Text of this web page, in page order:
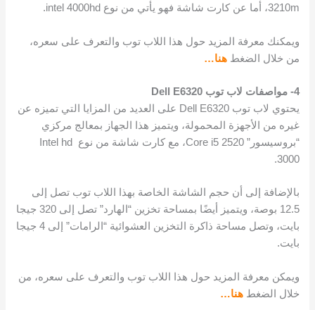
3210m، أما عن كارت شاشة فهو يأتي من نوع intel 4000hd.
ويمكنك معرفة المزيد حول هذا اللاب توب والتعرف على سعره،
من خلال الضغطهنا…
4- مواصفات لاب توب Dell E6320
يحتوي لاب توب Dell E6320 على العديد من المزايا التي تميزه عن
غيره من الأجهزة المحمولة، ويتميز هذا الجهاز بمعالج مركزي
“بروسيسور” Core i5 2520، مع كارت شاشة من نوع Intel hd
3000.
بالإضافة إلى أن حجم الشاشة الخاصة بهذا اللاب توب تصل إلى
12.5 بوصة، ويتميز أيضًا بمساحة تخزين “الهارد” تصل إلى 320 جيجا
بايت، وتصل مساحة ذاكرة التخزين العشوائية “الرامات” إلى 4 جيجا
بايت.
ويمكن معرفة المزيد حول هذا اللاب توب والتعرف على سعره، من
خلال الضغطهنا…